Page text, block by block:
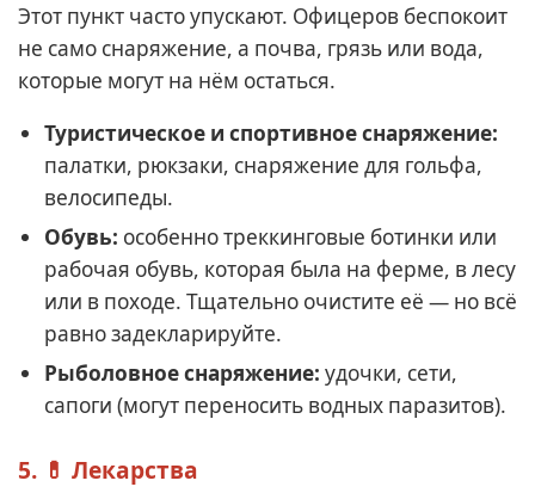
Этот пункт часто упускают. Офицеров беспокоит
не само снаряжение, а почва, грязь или вода,
которые могут на нём остаться.
Туристическое и спортивное снаряжение:
палатки, рюкзаки, снаряжение для гольфа,
велосипеды.
Обувь: особенно треккинговые ботинки или
рабочая обувь, которая была на ферме, в лесу
или в походе. Тщательно очистите её — но всё
равно задекларируйте.
Рыболовное снаряжение: удочки, сети,
сапоги (могут переносить водных паразитов).
5. 💊 Лекарства